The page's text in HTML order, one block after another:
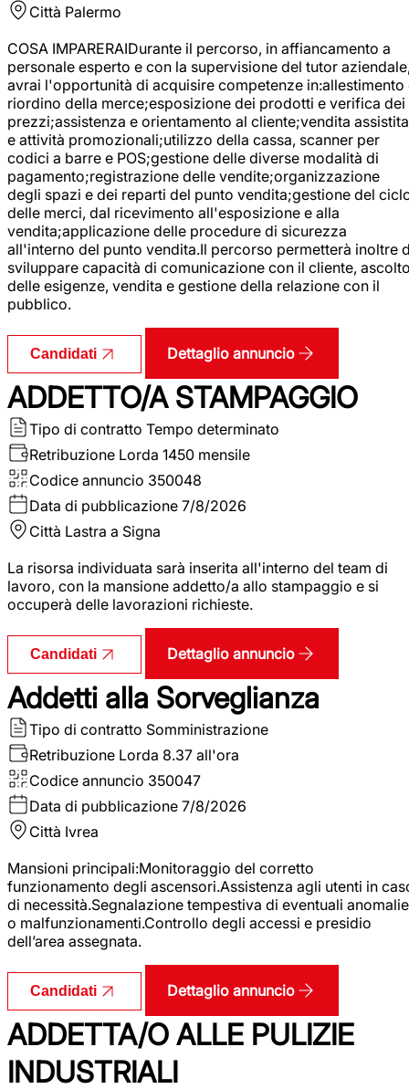
Città Palermo
COSA IMPARERAIDurante il percorso, in affiancamento a
personale esperto e con la supervisione del tutor
avrai l'opportunità di acquisire competenze in:allestimento
riordino della merce;esposizione dei prodotti e verifica dei
prezzi;assistenza e orientamento al cliente;vendita assistita
e attività promozionali;utilizzo della cassa, scanner per
codici a barre e POS;gestione delle diverse modalità di
pagamento;registrazione delle vendite;organizzazione
degli spazi e dei reparti del punto vendita;gestione del
delle merci, dal ricevimento all'esposizione e alla
vendita;applicazione delle procedure di sicurezza
all'interno del punto vendita.Il percorso permetterà inoltre
sviluppare capacità di comunicazione con il cliente,
delle esigenze, vendita e gestione della relazione con il
pubblico.
Candidati Dettaglio annuncio
ADDETTO/A STAMPAGGIO
Tipo di contratto Tempo determinato
Retribuzione Lorda 1450 mensile
Codice annuncio 350048
Data di pubblicazione 7/8/2026
Città Lastra a Signa
La risorsa individuata sarà inserita all'interno del team di
lavoro, con la mansione addetto/a allo stampaggio e si
occuperà delle lavorazioni richieste.
Candidati Dettaglio annuncio
Addetti alla Sorveglianza
Tipo di contratto Somministrazione
Retribuzione Lorda 8.37 all'ora
Codice annuncio 350047
Data di pubblicazione 7/8/2026
Città Ivrea
Mansioni principali:Monitoraggio del corretto
funzionamento degli ascensori.Assistenza agli utenti in
di necessità.Segnalazione tempestiva di eventuali anomalie
o malfunzionamenti.Controllo degli accessi e presidio
dell’area assegnata.
Candidati Dettaglio annuncio
ADDETTA/O ALLE PULIZIE
INDUSTRIALI